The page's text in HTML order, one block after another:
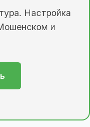
Настройка
и